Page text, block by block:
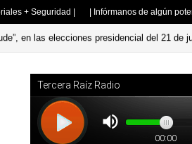
+ Seguridad | | Infórmanos de algún
en las elecciones presidencial del 21 de